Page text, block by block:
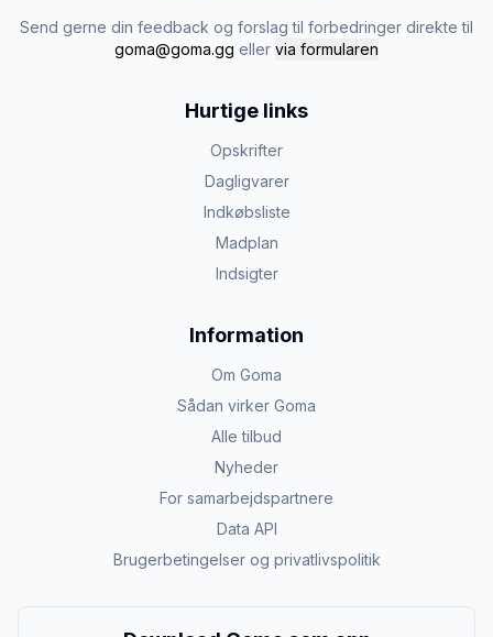
Send gerne din feedback og forslag til forbedringer direkte til
goma@goma.gg eller via formularen
Hurtige links
Opskrifter
Dagligvarer
Indkøbsliste
Madplan
Indsigter
Information
Om Goma
Sådan virker Goma
Alle tilbud
Nyheder
For samarbejdspartnere
Data API
Brugerbetingelser og privatlivspolitik